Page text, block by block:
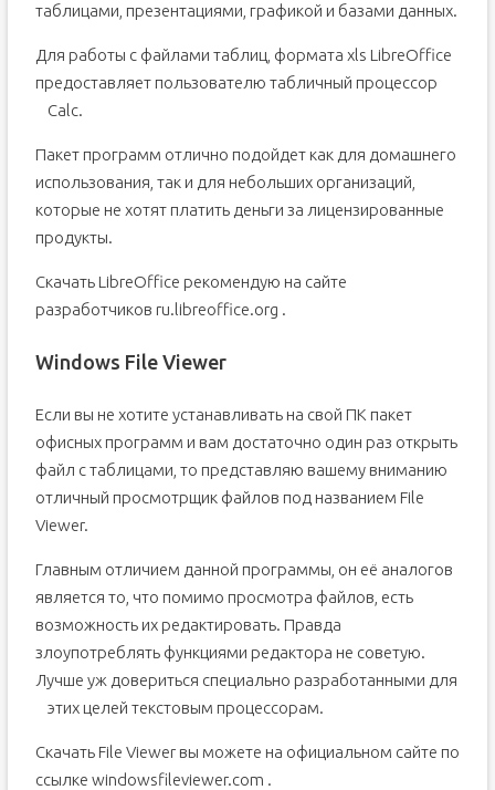
таблицами, презентациями, графикой и базами данных.
Для работы с файлами таблиц, формата xls LibreOffice
предоставляет пользователю табличный процессор
Calc.
Пакет программ отлично подойдет как для домашнего
использования, так и для небольших организаций,
которые не хотят платить деньги за лицензированные
продукты.
Скачать LibreOffice рекомендую на сайте
разработчиков ru.libreoffice.org .
Windows File Viewer
Если вы не хотите устанавливать на свой ПК пакет
офисных программ и вам достаточно один раз открыть
файл с таблицами, то представляю вашему вниманию
отличный просмотрщик файлов под названием File
Viewer.
Главным отличием данной программы, он её аналогов
является то, что помимо просмотра файлов, есть
возможность их редактировать. Правда
злоупотреблять функциями редактора не советую.
Лучше уж довериться специально разработанными для
этих целей текстовым процессорам.
Скачать File Viewer вы можете на официальном сайте по
ссылке windowsfileviewer.com .